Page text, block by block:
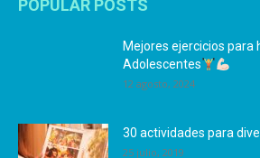
POPULAR POSTS
Mejores ejercicios para
Adolescentes
12 agosto, 2024
30 actividades para
25 julio, 2019